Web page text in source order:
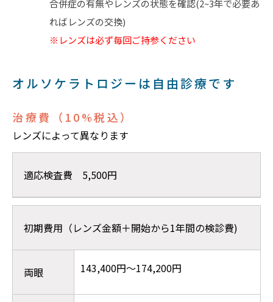
合併症の有無やレンズの状態を確認(2~3年で必要あ
ればレンズの交換)
※レンズは必ず毎回ご持参ください
オルソケラトロジーは自由診療です
治療費（10%税込）
レンズによって異なります
適応検査費 5,500円
初期費用（レンズ金額＋開始から1年間の検診費)
両眼 143,400円～174,200円